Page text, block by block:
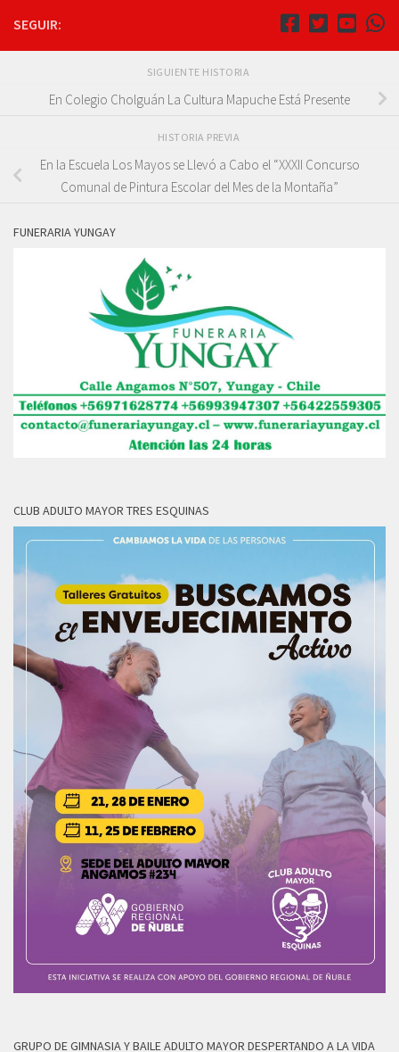
SEGUIR:
SIGUIENTE HISTORIA
En Colegio Cholguán La Cultura Mapuche Está Presente
HISTORIA PREVIA
En la Escuela Los Mayos se Llevó a Cabo el “XXXII Concurso
Comunal de Pintura Escolar del Mes de la Montaña”
FUNERARIA YUNGAY
CLUB ADULTO MAYOR TRES ESQUINAS
GRUPO DE GIMNASIA Y BAILE ADULTO MAYOR DESPERTANDO A LA VIDA